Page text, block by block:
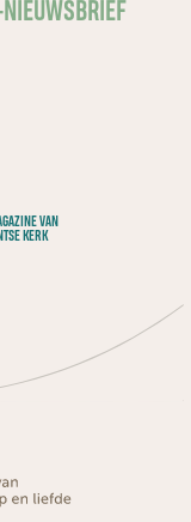
VAN
KERK